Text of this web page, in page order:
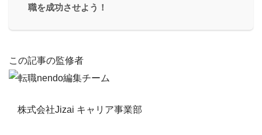
職を成功させよう！
この記事の監修者
株式会社Jizai キャリア事業部